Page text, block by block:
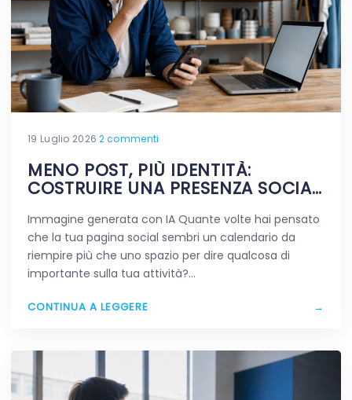
19 Luglio 2026·2 commenti
MENO POST, PIÙ IDENTITÀ:
COSTRUIRE UNA PRESENZA SOCIAL
Immagine generata con IA Quante volte hai pensato
che la tua pagina social sembri un calendario da
riempire più che uno spazio per dire qualcosa di
importante sulla tua attività?…
CONTINUA A LEGGERE →